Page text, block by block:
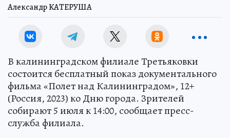
Александр КАТЕРУША
В калининградском филиале Третьяковки
состоится бесплатный показ документального
фильма «Полет над Калининградом», 12+
(Россия, 2023) ко Дню города. Зрителей
собирают 5 июля к 14:00, сообщает пресс-
служба филиала.